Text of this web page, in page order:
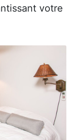
votre